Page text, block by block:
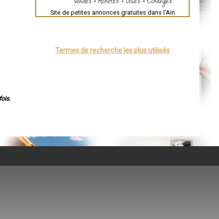
Site de petites annonces gratuites dans l'Ain
Termes de recherche les plus utilisés